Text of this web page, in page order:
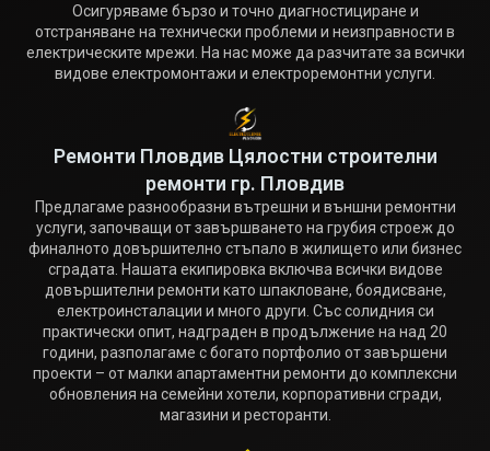
Осигуряваме бързо и точно диагностициране и
отстраняване на технически проблеми и неизправности в
електрическите мрежи. На нас може да разчитате за всички
видове електромонтажи и електроремонтни услуги.
Ремонти Пловдив Цялостни строителни
ремонти гр. Пловдив
Предлагаме разнообразни вътрешни и външни ремонтни
услуги, започващи от завършването на грубия строеж до
финалното довършително стъпало в жилището или бизнес
сградата. Нашата екипировка включва всички видове
довършителни ремонти като шпакловане, боядисване,
електроинсталации и много други. Със солидния си
практически опит, надграден в продължение на над 20
години, разполагаме с богато портфолио от завършени
проекти – от малки апартаментни ремонти до комплексни
обновления на семейни хотели, корпоративни сгради,
магазини и ресторанти.